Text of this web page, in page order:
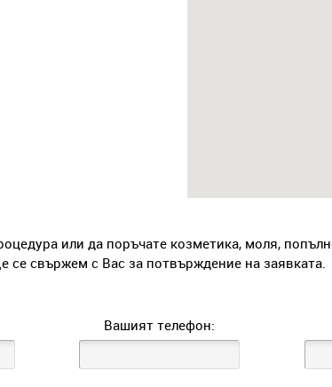
или да поръчате козметика, моля,
се свържем с Вас за потвърждение на заявката.
Вашият телефон: